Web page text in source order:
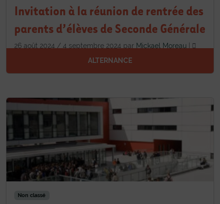
Invitation à la réunion de rentrée des
parents d’élèves de Seconde Générale
26 août 2024 / 4 septembre 2024 par Mickael Moreau
Laisser un commentaire
ALTERNANCE
Non classé